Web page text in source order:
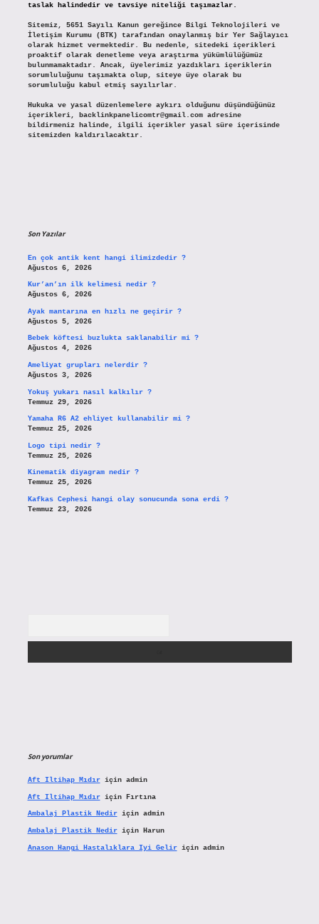
taslak halindedir ve tavsiye niteliği taşımazlar.
Sitemiz, 5651 Sayılı Kanun gereğince Bilgi Teknolojileri ve
İletişim Kurumu (BTK) tarafından onaylanmış bir Yer Sağlayıcı
olarak hizmet vermektedir. Bu nedenle, sitedeki içerikleri
proaktif olarak denetleme veya araştırma yükümlülüğümüz
bulunmamaktadır. Ancak, üyelerimiz yazdıkları içeriklerin
sorumluluğunu taşımakta olup, siteye üye olarak bu
sorumluluğu kabul etmiş sayılırlar.
Hukuka ve yasal düzenlemelere aykırı olduğunu düşündüğünüz
içerikleri,
backlinkpanelicomtr@gmail.comadresine
bildirmeniz halinde, ilgili içerikler yasal süre içerisinde
sitemizden kaldırılacaktır.
Son Yazılar
En çok antik kent hangi ilimizdedir ?
Ağustos 6, 2026
Kur’an’ın ilk kelimesi nedir ?
Ağustos 6, 2026
Ayak mantarına en hızlı ne geçirir ?
Ağustos 5, 2026
Bebek köftesi buzlukta saklanabilir mi ?
Ağustos 4, 2026
Ameliyat grupları nelerdir ?
Ağustos 3, 2026
Yokuş yukarı nasıl kalkılır ?
Temmuz 29, 2026
Yamaha R6 A2 ehliyet kullanabilir mi ?
Temmuz 25, 2026
Logo tipi nedir ?
Temmuz 25, 2026
Kinematik diyagram nedir ?
Temmuz 25, 2026
Kafkas Cephesi hangi olay sonucunda sona erdi ?
Temmuz 23, 2026
Son yorumlar
Aft Iltihap Mıdıriçin admin
Aft Iltihap Mıdıriçin Fırtına
Ambalaj Plastik Nediriçin admin
Ambalaj Plastik Nediriçin Harun
Anason Hangi Hastalıklara Iyi Geliriçin admin